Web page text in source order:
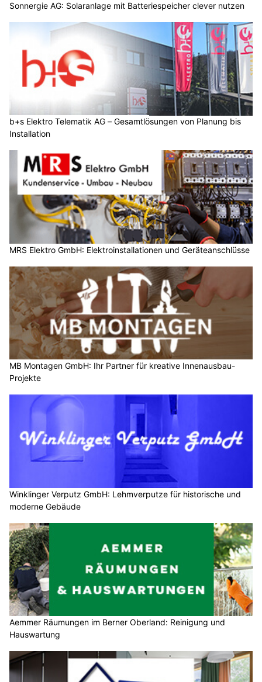
Sonnergie AG: Solaranlage mit Batteriespeicher clever nutzen
b+s Elektro Telematik AG – Gesamtlösungen von Planung bis
Installation
MRS Elektro GmbH: Elektroinstallationen und Geräteanschlüsse
MB Montagen GmbH: Ihr Partner für kreative Innenausbau-
Projekte
Winklinger Verputz GmbH: Lehmverputze für historische und
moderne Gebäude
Aemmer Räumungen im Berner Oberland: Reinigung und
Hauswartung